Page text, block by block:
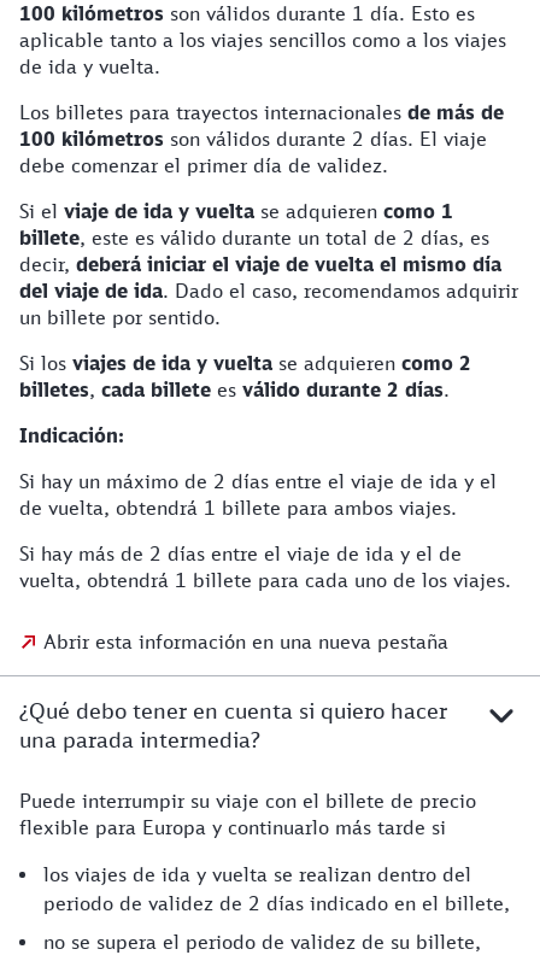
100 kilómetros son válidos durante 1 día. Esto es
aplicable tanto a los viajes sencillos como a los viajes
de ida y vuelta.
Los billetes para trayectos internacionales de más de
100 kilómetros son válidos durante 2 días. El viaje
debe comenzar el primer día de validez.
Si el viaje de ida y vuelta se adquieren como 1
billete, este es válido durante un total de 2 días, es
decir, deberá iniciar el viaje de vuelta el mismo día
del viaje de ida. Dado el caso, recomendamos adquirir
un billete por sentido.
Si los viajes de ida y vuelta se adquieren como 2
billetes, cada billete es válido durante 2 días.
Indicación:
Si hay un máximo de 2 días entre el viaje de ida y el
de vuelta, obtendrá 1 billete para ambos viajes.
Si hay más de 2 días entre el viaje de ida y el de
vuelta, obtendrá 1 billete para cada uno de los viajes.
Abrir esta información en una nueva pestaña
¿Qué debo tener en cuenta si quiero hacer
una parada intermedia?
Puede interrumpir su viaje con el billete de precio
flexible para Europa y continuarlo más tarde si
los viajes de ida y vuelta se realizan dentro del
periodo de validez de 2 días indicado en el billete,
no se supera el periodo de validez de su billete,